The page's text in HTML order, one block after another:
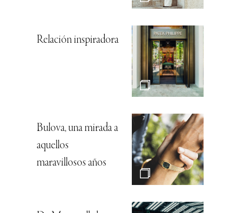
Relación inspiradora
Bulova, una mirada a
aquellos
maravillosos años